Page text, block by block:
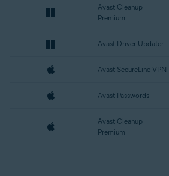
Avast Cleanup
Premium
Avast Driver Updater
Avast SecureLine VPN
Avast Passwords
Avast Cleanup
Premium